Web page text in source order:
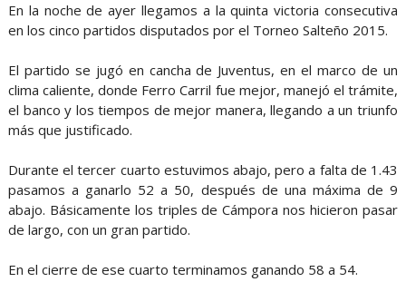
En la noche de ayer llegamos a la quinta victoria consecutiva
en los cinco partidos disputados por el Torneo Salteño 2015.
El partido se jugó en cancha de Juventus, en el marco de un
clima caliente, donde Ferro Carril fue mejor, manejó el trámite,
el banco y los tiempos de mejor manera, llegando a un triunfo
más que justificado.
Durante el tercer cuarto estuvimos abajo, pero a falta de 1.43
pasamos a ganarlo 52 a 50, después de una máxima de 9
abajo. Básicamente los triples de Cámpora nos hicieron pasar
de largo, con un gran partido.
En el cierre de ese cuarto terminamos ganando 58 a 54.